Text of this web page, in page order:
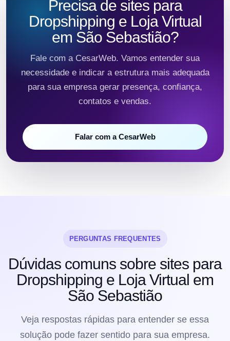
Precisa de sites para
Dropshipping e Loja Virtual
em São Sebastião?
Fale com a CesarWeb. Vamos entender sua
necessidade e indicar a estrutura mais adequada
para sua empresa gerar presença, confiança,
contatos e vendas.
Falar com a CesarWeb
PERGUNTAS FREQUENTES
Dúvidas comuns sobre sites para
Dropshipping e Loja Virtual em
São Sebastião
Veja respostas rápidas para entender se essa
solução pode fazer sentido para sua empresa.